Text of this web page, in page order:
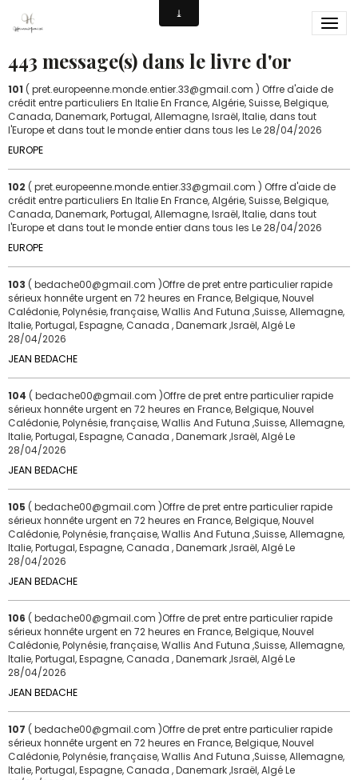
Livre d'or
443 message(s) dans le livre d'or
101 ( pret.europeenne.monde.entier.33@gmail.com ) Offre d'aide de
crédit entre particuliers En Italie En France, Algérie, Suisse, Belgique,
Canada, Danemark, Portugal, Allemagne, Israël, Italie, dans tout
l'Europe et dans tout le monde entier dans tous les Le 28/04/2026
EUROPE
102 ( pret.europeenne.monde.entier.33@gmail.com ) Offre d'aide de
crédit entre particuliers En Italie En France, Algérie, Suisse, Belgique,
Canada, Danemark, Portugal, Allemagne, Israël, Italie, dans tout
l'Europe et dans tout le monde entier dans tous les Le 28/04/2026
EUROPE
103 ( bedache00@gmail.com )Offre de pret entre particulier rapide
sérieux honnête urgent en 72 heures en France, Belgique, Nouvel
Calédonie, Polynésie, française, Wallis And Futuna ,Suisse, Allemagne,
Italie, Portugal, Espagne, Canada , Danemark ,Israël, AlgéLe
28/04/2026
JEAN BEDACHE
104 ( bedache00@gmail.com )Offre de pret entre particulier rapide
sérieux honnête urgent en 72 heures en France, Belgique, Nouvel
Calédonie, Polynésie, française, Wallis And Futuna ,Suisse, Allemagne,
Italie, Portugal, Espagne, Canada , Danemark ,Israël, AlgéLe
28/04/2026
JEAN BEDACHE
105 ( bedache00@gmail.com )Offre de pret entre particulier rapide
sérieux honnête urgent en 72 heures en France, Belgique, Nouvel
Calédonie, Polynésie, française, Wallis And Futuna ,Suisse, Allemagne,
Italie, Portugal, Espagne, Canada , Danemark ,Israël, AlgéLe
28/04/2026
JEAN BEDACHE
106 ( bedache00@gmail.com )Offre de pret entre particulier rapide
sérieux honnête urgent en 72 heures en France, Belgique, Nouvel
Calédonie, Polynésie, française, Wallis And Futuna ,Suisse, Allemagne,
Italie, Portugal, Espagne, Canada , Danemark ,Israël, AlgéLe
28/04/2026
JEAN BEDACHE
107 ( bedache00@gmail.com )Offre de pret entre particulier rapide
sérieux honnête urgent en 72 heures en France, Belgique, Nouvel
Calédonie, Polynésie, française, Wallis And Futuna ,Suisse, Allemagne,
Italie, Portugal, Espagne, Canada , Danemark ,Israël, AlgéLe